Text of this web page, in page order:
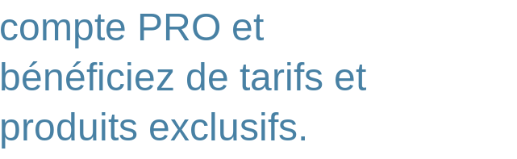
compte PRO et
bénéficiez de tarifs et
produits exclusifs.